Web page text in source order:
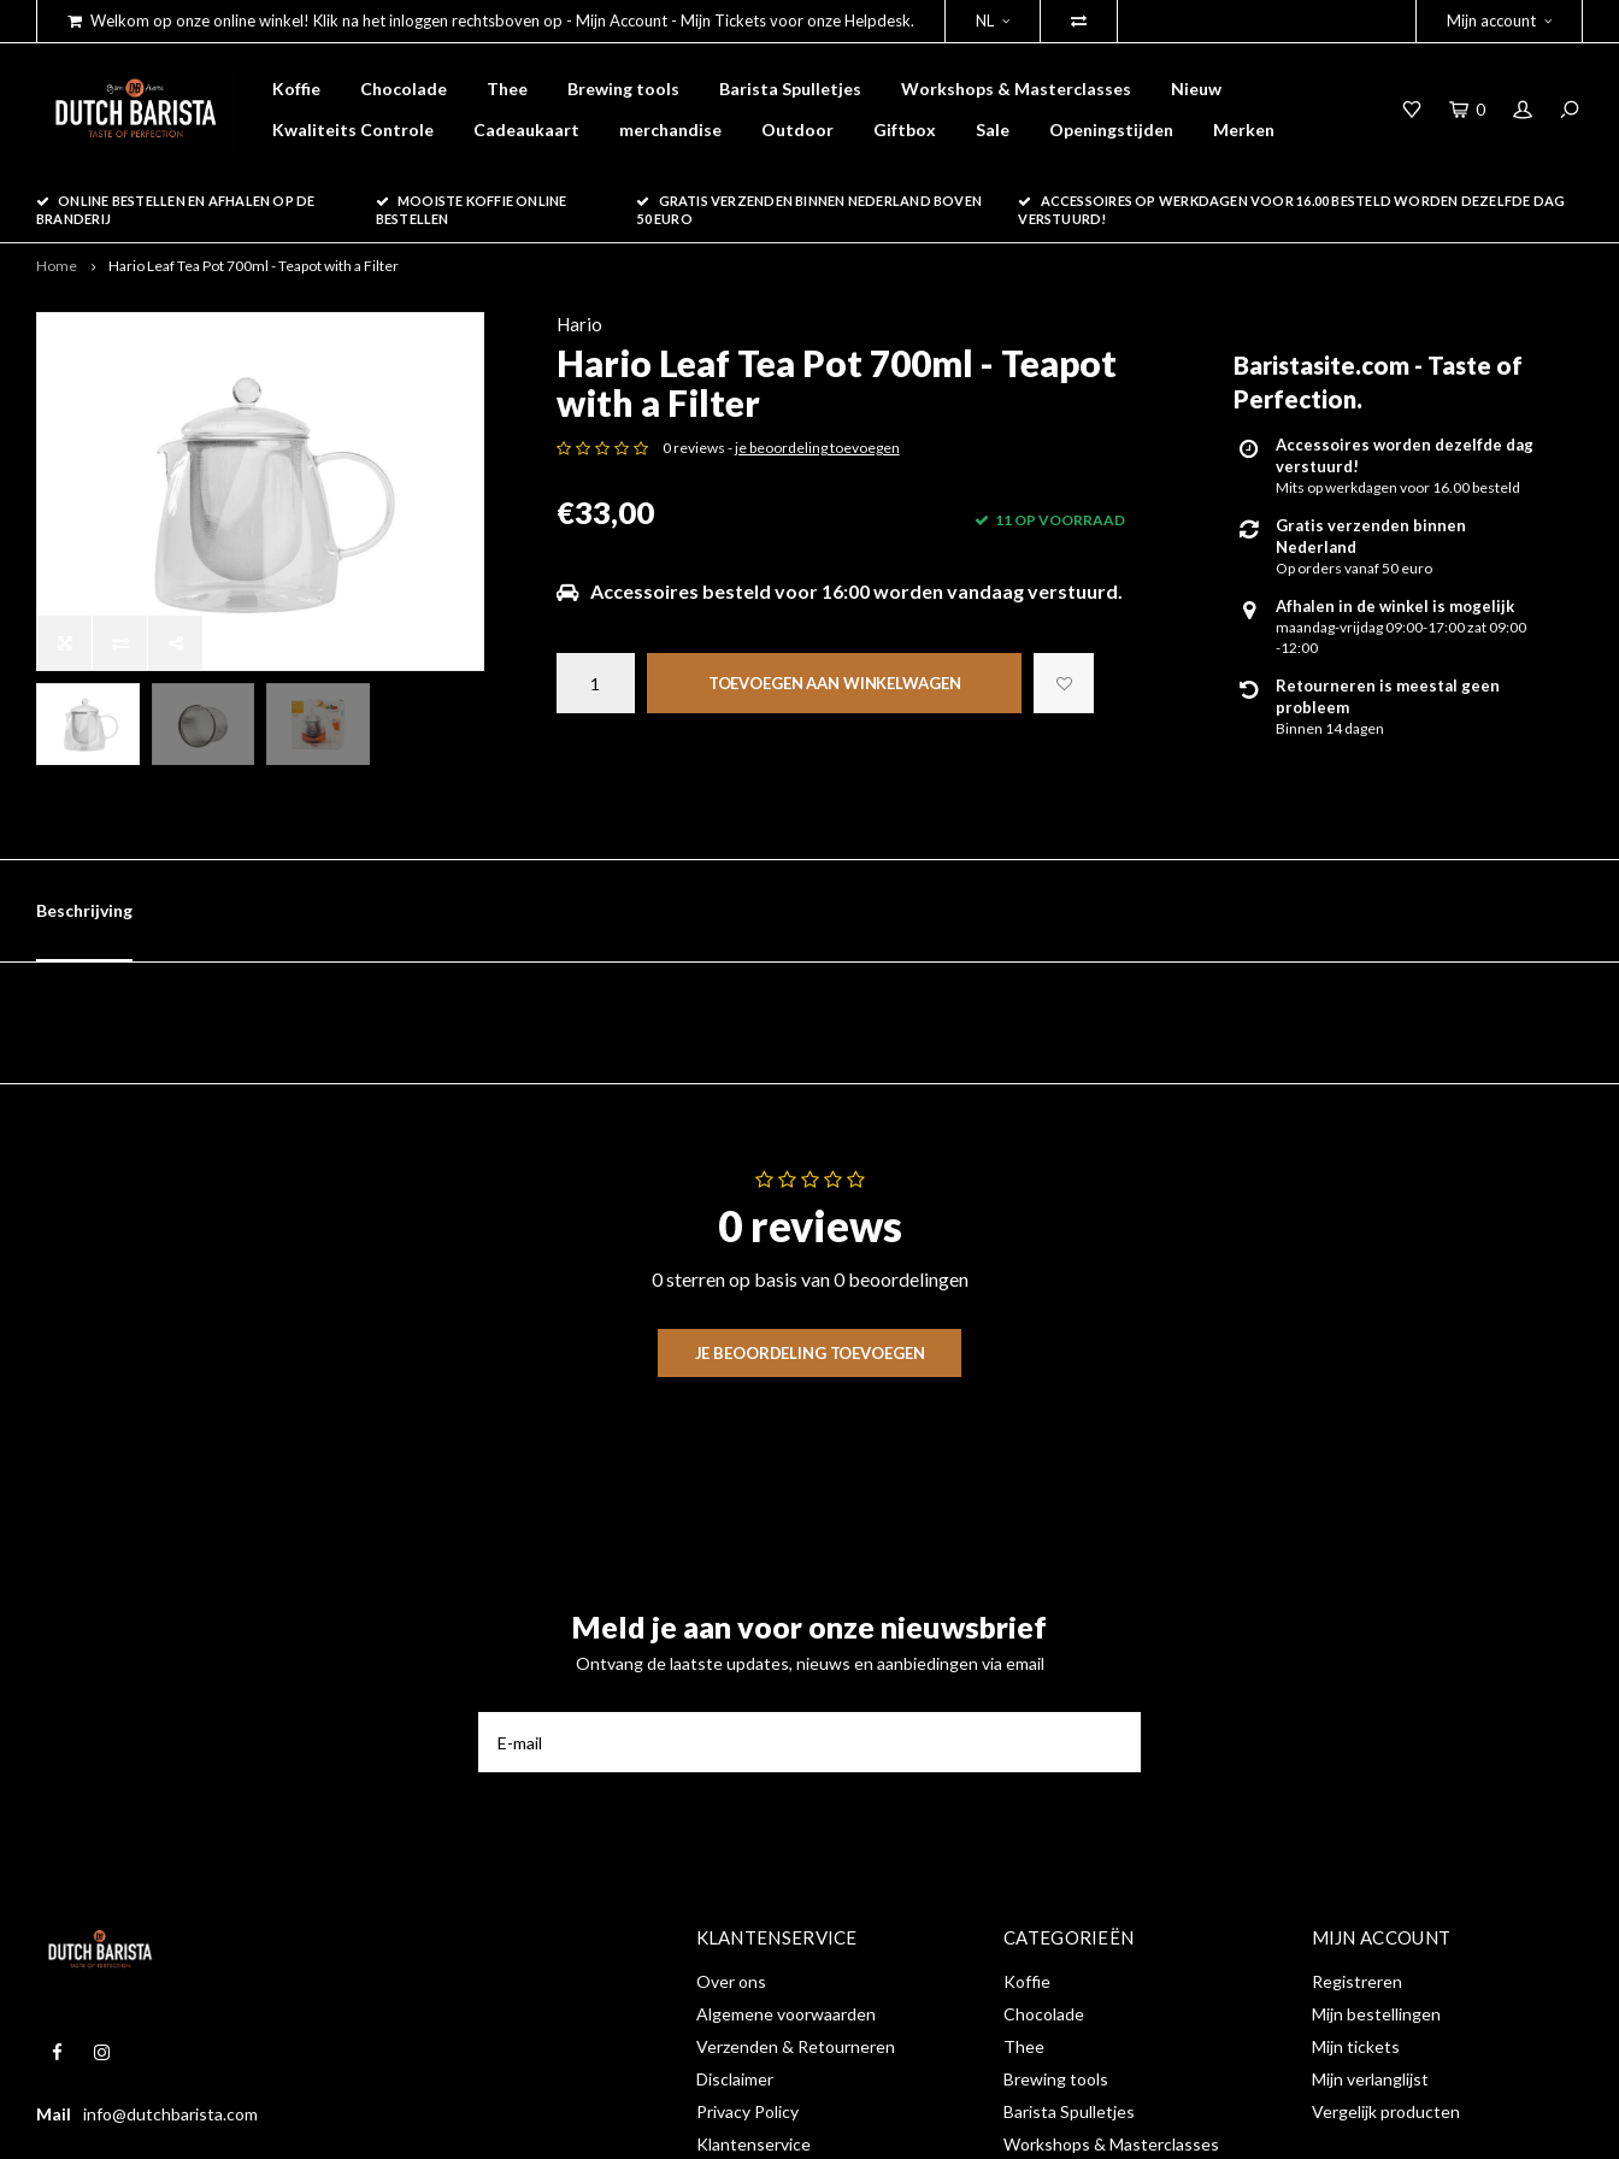
Welkom op onze online winkel! Klik na het inloggen rechtsboven op - Mijn Account - Mijn Tickets voor onze Helpdesk. NL Mijn account
Koffie Chocolade Thee Brewing tools Barista Spulletjes Workshops & Masterclasses
Nieuw
Kwaliteits Controle
Cadeaukaart merchandise Outdoor Giftbox Sale Openingstijden Merken
0
ONLINE BESTELLEN EN AFHALEN OP DE
BRANDERIJ
MOOISTE KOFFIE ONLINE
BESTELLEN
GRATIS VERZENDEN BINNEN NEDERLAND BOVEN
50 EURO
ACCESSOIRES OP WERKDAGEN VOOR 16.00 BESTELD WORDEN DEZELFDE DAG
VERSTUURD!
Home Hario Leaf Tea Pot 700ml - Teapot with a Filter
Hario
Hario Leaf Tea Pot 700ml - Teapot
with a Filter
0 reviews -je beoordeling toevoegen
€33,00 11 OP VOORRAAD
Accessoires besteld voor 16:00 worden vandaag verstuurd.
TOEVOEGEN AAN WINKELWAGEN
Baristasite.com - Taste of
Perfection.
Accessoires worden dezelfde dag
verstuurd!
Mits op werkdagen voor 16.00 besteld
Gratis verzenden binnen
Nederland
Op orders vanaf 50 euro
Afhalen in de winkel is mogelijk
maandag-vrijdag 09:00-17:00 zat 09:00
-12:00
Retourneren is meestal geen
probleem
Binnen 14 dagen
Beschrijving
0 reviews
0 sterren op basis van 0 beoordelingen
JE BEOORDELING TOEVOEGEN
Meld je aan voor onze nieuwsbrief
Ontvang de laatste updates, nieuws en aanbiedingen via email
Mail info@dutchbarista.com
KLANTENSERVICE
Over ons
Algemene voorwaarden
Verzenden & Retourneren
Disclaimer
Privacy Policy
Klantenservice
CATEGORIEËN
Koffie
Chocolade
Thee
Brewing tools
Barista Spulletjes
Workshops & Masterclasses
MIJN ACCOUNT
Registreren
Mijn bestellingen
Mijn tickets
Mijn verlanglijst
Vergelijk producten